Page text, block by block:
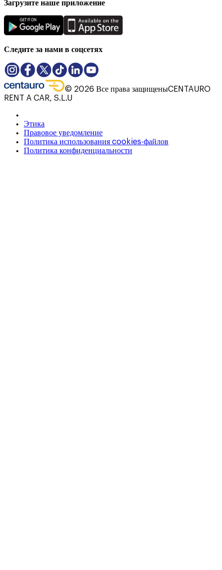
Загрузите наше приложение
Следите за нами в соцсетях
© 2026 Все права защищеныCENTAURO
RENT A CAR, S.L.U
Этика
Правовое уведомление
Политика использования cookies-файлов
Политика конфиденциальности